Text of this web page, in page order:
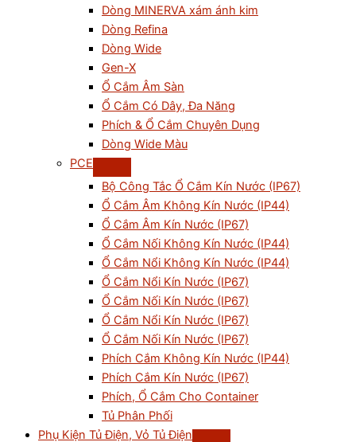
Dòng MINERVA xám ánh kim
Dòng Refina
Dòng Wide
Gen-X
Ổ Cắm Âm Sàn
Ổ Cắm Có Dây, Đa Năng
Phích & Ổ Cắm Chuyên Dụng
Dòng Wide Màu
PCE
Bộ Công Tắc Ổ Cắm Kín Nước (IP67)
Ổ Cắm Âm Không Kín Nước (IP44)
Ổ Cắm Âm Kín Nước (IP67)
Ổ Cắm Nối Không Kín Nước (IP44)
Ổ Cắm Nổi Không Kín Nước (IP44)
Ổ Cắm Nổi Kín Nước (IP67)
Ổ Cắm Nối Kín Nước (IP67)
Ổ Cắm Nổi Kín Nước (IP67)
Ổ Cắm Nối Kín Nước (IP67)
Phích Cắm Không Kín Nước (IP44)
Phích Cắm Kín Nước (IP67)
Phích, Ổ Cắm Cho Container
Tủ Phân Phối
Phụ Kiện Tủ Điện, Vỏ Tủ Điện